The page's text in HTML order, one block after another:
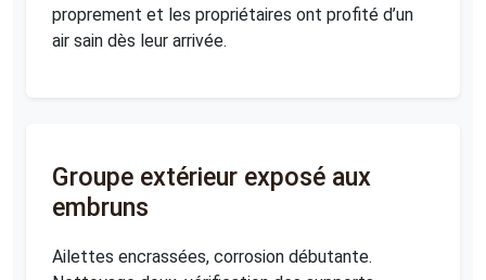
proprement et les propriétaires ont profité d’un
air sain dès leur arrivée.
Groupe extérieur exposé aux
embruns
Ailettes encrassées, corrosion débutante.